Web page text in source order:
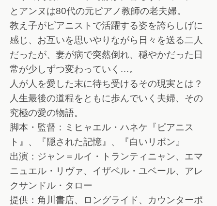
とアンヌは80代の元ピアノ教師の老夫婦。
教え子がピアニストで活躍する姿を誇らしげに
感じ、お互いを思いやりながら日々を送る二人
だったが、妻が病で突然倒れ、穏やかだった日
常が少しずつ変わっていく…。
人が人を愛した末に待ち受けるその現実とは？
人生最後の道程をともに歩んでいく夫婦、その
究極の愛の物語。
脚本・監督：ミヒャエル・ハネケ『ピアニス
ト』、『隠された記憶』、『白いリボン』
出演：ジャン＝ルイ・トランティニャン、エマ
ニュエル・リヴァ、イザベル・ユベール、アレ
クサンドル・タロー
提供：角川書店、ロングライド、カウンターポ